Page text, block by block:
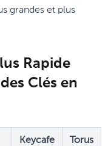
grandes et plus
Rapide
Clés en
Keycafe Torus